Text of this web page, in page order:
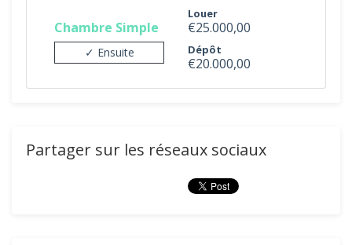
Chambre Simple
✓ Ensuite
Louer
€25.000,00
Dépôt
€20.000,00
Partager sur les réseaux sociaux